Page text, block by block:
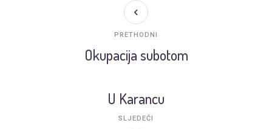
Okupacija subotom
PRETHODNI
U Karancu
SLJEDEĆI